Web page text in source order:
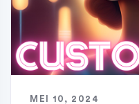
MEI 10, 2024